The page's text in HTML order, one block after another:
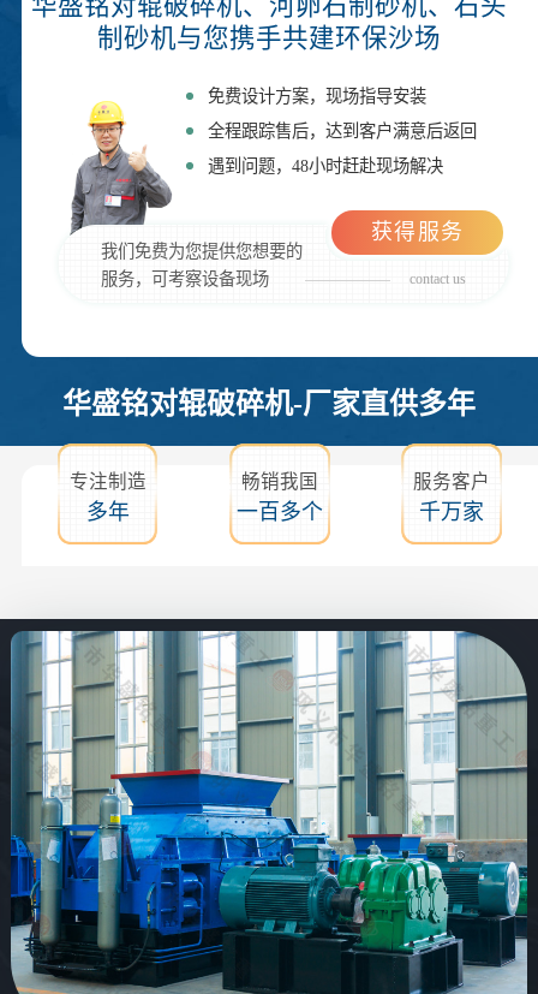
华盛铭对辊破碎机、河卵石制砂机、石头
制砂机与您携手共建环保沙场
免费设计方案，现场指导安装
全程跟踪售后，达到客户满意后返回
遇到问题，48小时赶赴现场解决
我们免费为您提供您想要的
服务，可考察设备现场
contact us
获得服务
华盛铭对辊破碎机-厂家直供多年
专注制造
多年
畅销我国
一百多个
服务客户
千万家